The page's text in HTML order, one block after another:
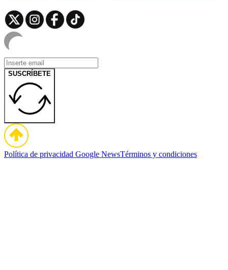
SUSCRÍBETE
Política de privacidad Google NewsTérminos y condiciones